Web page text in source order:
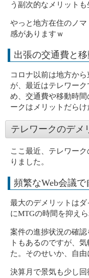
う副次的なメリットも
やっと地方在住のノ
感がありますｗ
出張の交通費と
コロナ以前は地方か
が、最近はテレワー
め、交通費や移動時
ークはメリットだらけ
テレワークのデメ
ここ最近、テレワー
りました。
頻繁なWeb会議
最大のデメリットは
にMTGの時間を抑え
案件の進捗状況の確
トもあるのですが、
た。そのせいか、自由
決算月で景気も少し